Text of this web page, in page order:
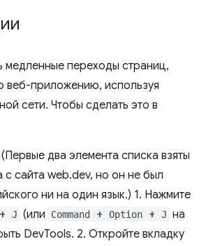
медленные переходы страниц,
веб-приложению, используя
сети. Чтобы сделать это в
два элемента списка взяты
с сайта web.dev, но он не был
ни на один язык.) 1. Нажмите
+ J (или Command + Option + J на ​​
DevTools. 2. Откройте вкладку